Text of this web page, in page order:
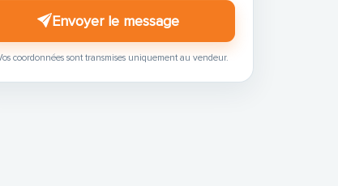
Envoyer le message
coordonnées sont transmises uniquement au vendeur.